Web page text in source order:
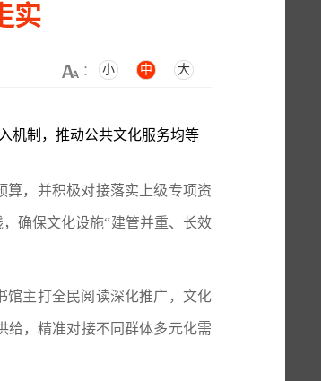
实
： 小 中 大
机制，推动公共文化服务均等
算，并积极对接落实上级专项资
确保文化设施“建管并重、长效
馆主打全民阅读深化推广，文化
给，精准对接不同群体多元化需